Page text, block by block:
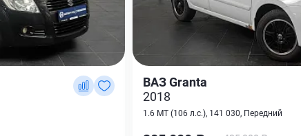
ВАЗ Granta
2018
1.6 MT (106 л.с.), 141 030, Передний